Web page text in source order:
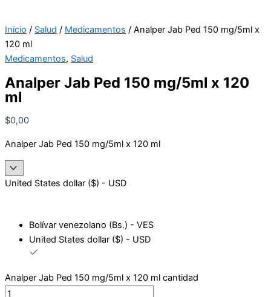
Inicio / Salud / Medicamentos / Analper Jab Ped 150 mg/5ml x
120 ml
Medicamentos, Salud
Analper Jab Ped 150 mg/5ml x 120
ml
$0,00
Analper Jab Ped 150 mg/5ml x 120 ml
United States dollar ($) - USD
Bolívar venezolano (Bs.) - VES
United States dollar ($) - USD
Analper Jab Ped 150 mg/5ml x 120 ml cantidad